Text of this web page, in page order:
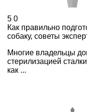
5 0
Как правильно
собаку, советы
Многие владельцы
стерилизацией
как ...